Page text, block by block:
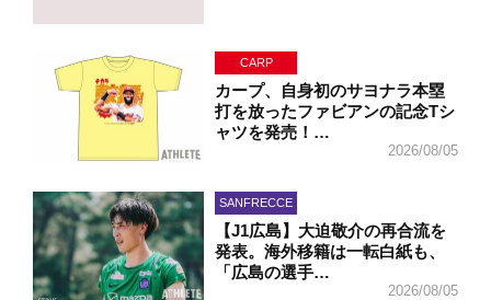
CARP
カープ、自身初のサヨナラ本塁
打を放ったファビアンの記念Tシ
ャツを発売！…
2026/08/05
SANFRECCE
【J1広島】大迫敬介の再合流を
発表。海外移籍は一転白紙も、
「広島の選手…
2026/08/05